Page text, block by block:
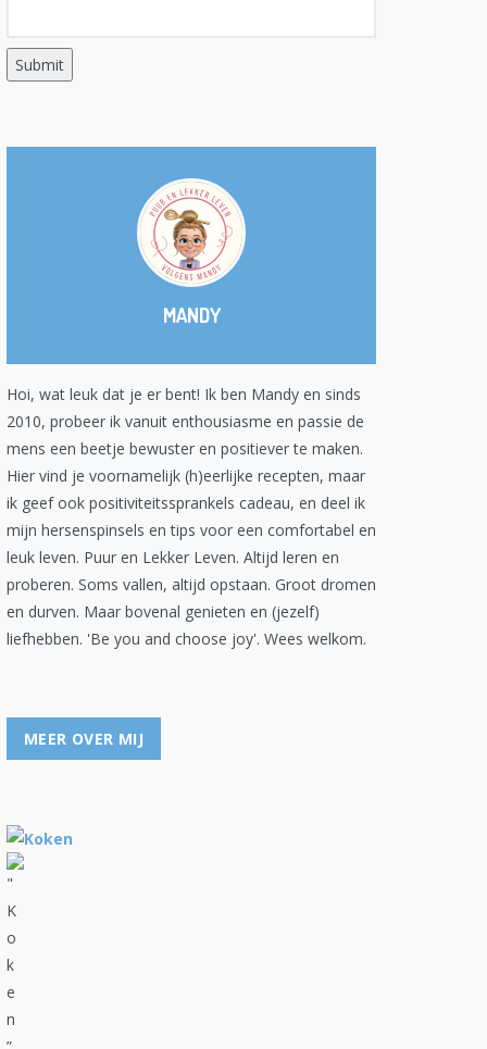
MANDY
Hoi, wat leuk dat je er bent! Ik ben Mandy en sinds
2010, probeer ik vanuit enthousiasme en passie de
mens een beetje bewuster en positiever te maken.
Hier vind je voornamelijk (h)eerlijke recepten, maar
ik geef ook positiviteitssprankels cadeau, en deel ik
mijn hersenspinsels en tips voor een comfortabel en
leuk leven. Puur en Lekker Leven. Altijd leren en
proberen. Soms vallen, altijd opstaan. Groot dromen
en durven. Maar bovenal genieten en (jezelf)
liefhebben. 'Be you and choose joy'. Wees welkom.
MEER OVER MIJ